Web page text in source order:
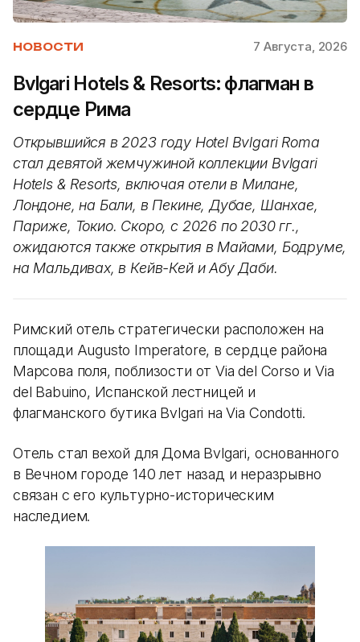
НОВОСТИ 7 Августа, 2026
Bvlgari Hotels & Resorts: флагман в
сердце Рима
Открывшийся в 2023 году Hotel Bvlgari Roma
стал девятой жемчужиной коллекции Bvlgari
Hotels & Resorts, включая отели в Милане,
Лондоне, на Бали, в Пекине, Дубае, Шанхае,
Париже, Токио. Скоро, с 2026 по 2030 гг.,
ожидаются также открытия в Майами, Бодруме,
на Мальдивах, в Кейв-Кей и Абу Даби.
Римский отель стратегически расположен на
площади Augusto Imperatore, в сердце района
Марсова поля, поблизости от Via del Corso и Via
del Babuino, Испанской лестницей и
флагманского бутика Bvlgari на Via Condotti.
Отель стал вехой для Дома Bvlgari, основанного
в Вечном городе 140 лет назад и неразрывно
связан с его культурно-историческим
наследием.